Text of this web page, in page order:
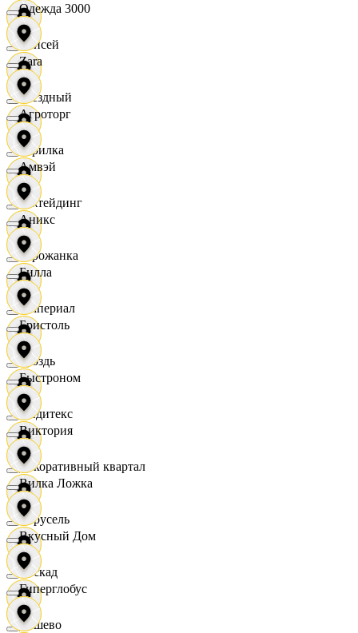
Елисей
Звездный
Горилка
Ижтейдинг
Горожанка
Империал
Гроздь
Индитекс
Декоративный квартал
Карусель
Каскад
Дёшево
Одежда 3000
Zara
Агроторг
Амвэй
Аникс
Билла
Бристоль
Быстроном
Виктория
Вилка Ложка
Вкусный Дом
Гиперглобус